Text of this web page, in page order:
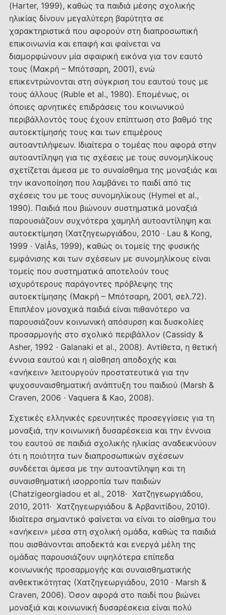
(Harter, 1999), καθώς τα παιδιά μέσης σχολικής
ηλικίας δίνουν μεγαλύτερη βαρύτητα σε
χαρακτηριστικά που αφορούν στη διαπροσωπική
επικοινωνία και επαφή και φαίνεται να
διαμορφώνουν μία σφαιρική εικόνα για τον εαυτό
τους (Μακρή – Μπότσαρη, 2001), ενώ
επικεντρώνονται στη σύγκριση του εαυτού τους με
τους άλλους (Ruble et al., 1980). Επομένως, οι
όποιες αρνητικές επιδράσεις του κοινωνικού
περιβάλλοντός τους έχουν επίπτωση στο βαθμό της
αυτοεκτίμησής τους και των επιμέρους
αυτοαντιλήψεων. Ιδιαίτερα ο τομέας που αφορά στην
αυτοαντίληψη για τις σχέσεις με τους συνομηλίκους
σχετίζεται άμεσα με το συναίσθημα της μοναξιάς και
την ικανοποίηση που λαμβάνει το παιδί από τις
σχέσεις του με τους συνομηλίκους (Hymel et al.,
1990). Παιδιά που βιώνουν συστηματικά μοναξιά
παρουσιάζουν συχνότερα χαμηλή αυτοαντίληψη και
αυτοεκτίμηση (Χατζηγεωργιάδου, 2010 · Lau & Kong,
1999 · ValÅs, 1999), καθώς οι τομείς της φυσικής
εμφάνισης και των σχέσεων με συνομηλίκους είναι
τομείς που συστηματικά αποτελούν τους
ισχυρότερους παράγοντες πρόβλεψης της
αυτοεκτίμησης (Μακρή – Μπότσαρη, 2001, σελ.72).
Επιπλέον μοναχικά παιδιά είναι πιθανότερο να
παρουσιάζουν κοινωνική απόσυρση και δυσκολίες
προσαρμογής στο σχολικό περιβάλλον (Cassidy &
Asher, 1992 · Galanaki et al., 2008). Αντίθετα, η θετική
έννοια εαυτού και η αίσθηση αποδοχής και
«ανήκειν» λειτουργούν προστατευτικά για την
ψυχοσυναισθηματική ανάπτυξη του παιδιού (Marsh &
Craven, 2006 · Vaquera & Kao, 2008).
Σχετικές ελληνικές ερευνητικές προσεγγίσεις για τη
μοναξιά, την κοινωνική δυσαρέσκεια και την έννοια
του εαυτού σε παιδιά σχολικής ηλικίας αναδεικνύουν
ότι η ποιότητα των διαπροσωπικών σχέσεων
συνδέεται άμεσα με την αυτοαντίληψη και τη
συναισθηματική ισορροπία των παιδιών
(Chatzigeorgiadou et al., 2018· Χατζηγεωργιάδου,
2010, 2011· Χατζηγεωργιάδου & Αρβανιτίδου, 2010).
Ιδιαίτερα σημαντικό φαίνεται να είναι το αίσθημα του
«ανήκειν» μέσα στη σχολική ομάδα, καθώς τα παιδιά
που αισθάνονται αποδεκτά και ενεργά μέλη της
ομάδας παρουσιάζουν υψηλότερα επίπεδα
κοινωνικής προσαρμογής και συναισθηματικής
ανθεκτικότητας (Χατζηγεωργιάδου, 2010 · Marsh &
Craven, 2006). Όσον αφορά στο παιδί που βιώνει
μοναξιά και κοινωνική δυσαρέσκεια είναι πολύ